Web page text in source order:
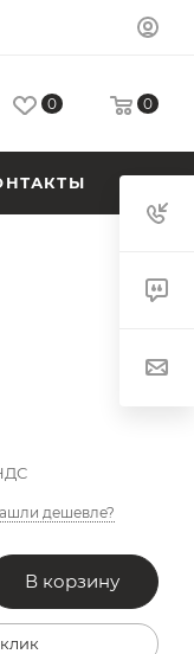
0 0
дешевле?
В корзину